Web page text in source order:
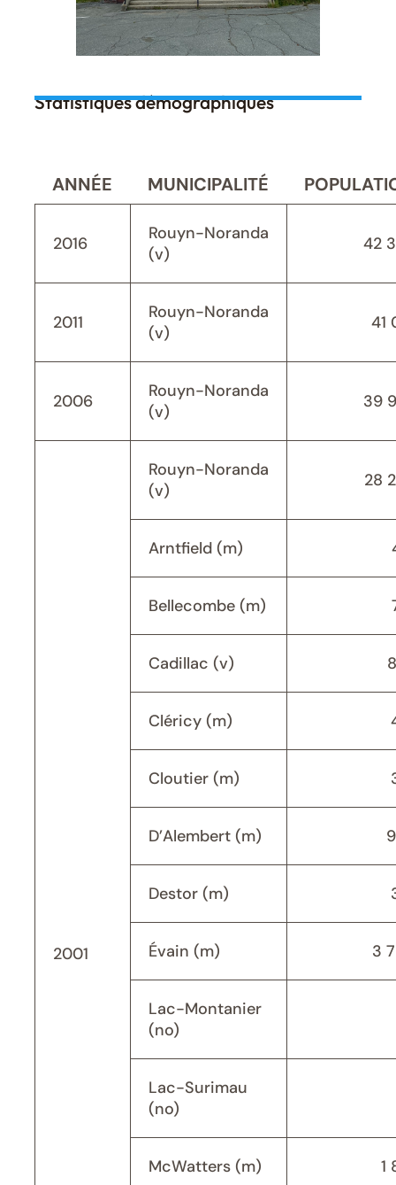
Statistiques démographiques
ANNÉE MUNICIPALITÉ
2016
Rouyn-Noranda
(v)
42
2011
Rouyn-Noranda
(v)
41
2006
Rouyn-Noranda
(v)
39
2001
Rouyn-Noranda
(v)
28
Arntfield (m)
Bellecombe (m)
Cadillac (v)
Cléricy (m)
Cloutier (m)
D’Alembert (m)
Destor (m)
Évain (m) 3
Lac-Montanier
(no)
Lac-Surimau
(no)
McWatters (m) 1